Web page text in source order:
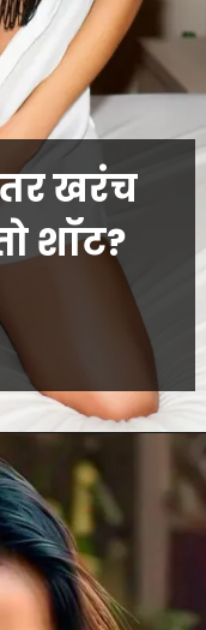
खरंच
शॉट?